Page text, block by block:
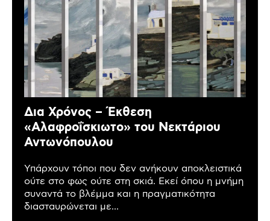
Δια Χρόνος – Έκθεση
«Αλαφροΐσκιωτο» του Νεκτάριου
Αντωνόπουλου
Υπάρχουν τόποι που δεν ανήκουν αποκλειστικά
ούτε στο φως ούτε στη σκιά. Εκεί όπου η μνήμη
συναντά το βλέμμα και η πραγματικότητα
διασταυρώνεται με...